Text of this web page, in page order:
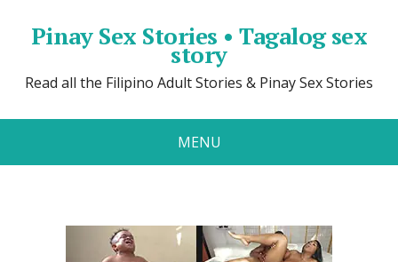
Pinay Sex Stories • Tagalog sex
story
Read all the Filipino Adult Stories & Pinay Sex Stories
MENU